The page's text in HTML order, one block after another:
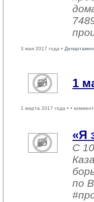
3 мая 2017 года •
1
1 марта 2017 года • •
«Я
С
по